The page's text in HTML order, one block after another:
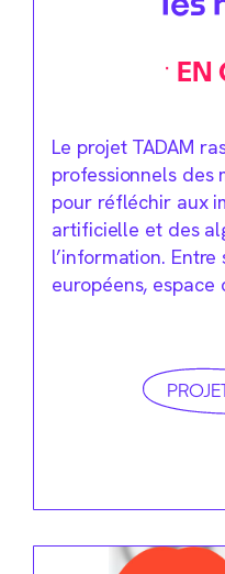
EN
Le projet TADAM
professionnels des
pour réfléchir aux
artificielle et des
l’information.
européens,